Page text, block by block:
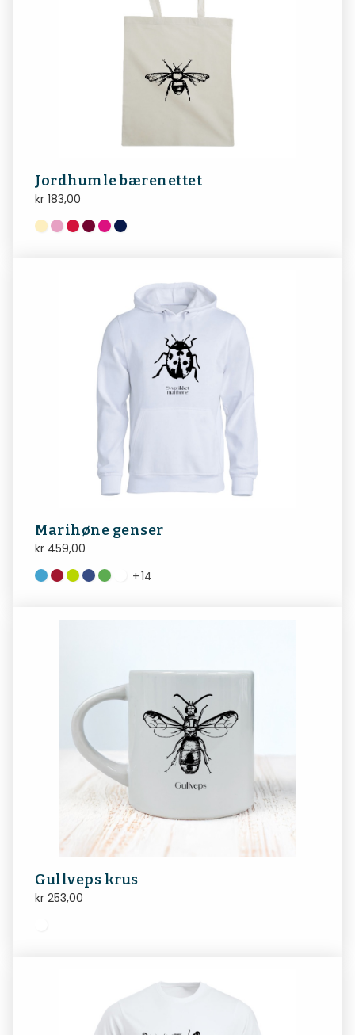
Jordhumle bærenettet
kr 183,00
Marihøne genser
kr 459,00
+14
Gullveps krus
kr 253,00